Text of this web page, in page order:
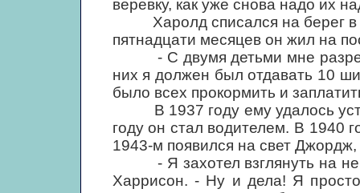
веревку, как уже снова надо их
Харолд списался на берег в
пятнадцати месяцев он жил на
- С двумя детьми мне
них я должен был отдавать 10
было всех прокормить и
В 1937 году ему удалось
году он стал водителем. В 1940
1943-м появился на свет
- Я захотел взглянуть на
Харрисон. - Ну и дела! Я